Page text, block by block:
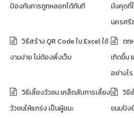
ป้องกันการถูกหลอกได้ทันที
มังคุดที่
นครศรี
วิธีสร้าง QR Code ใน Excel ใช้
งานง่าย ไม่ต้องพึ่งเว็บ
ตก
เกิดขึ้น
อย่างไร
วิธีเลี้ยงวัวชน เคล็ดลับการเลี้ยง
วัวชนให้แกร่ง เป็นผู้ชนะ
วิธี
ขนมปัง